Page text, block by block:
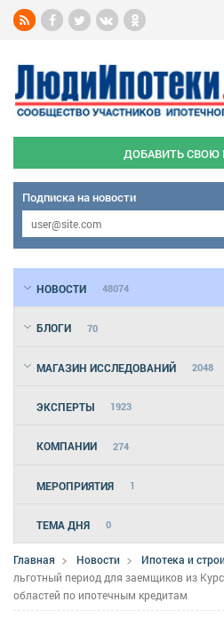
ДОБАВИТЬ СВОЮ
Подписка на новости
НОВОСТИ 48074
БЛОГИ 70
МАГАЗИН ИССЛЕДОВАНИЙ 2048
ЭКСПЕРТЫ 1923
КОМПАНИИ 274
МЕРОПРИЯТИЯ 1
ТЕМА ДНЯ 0
Главная Новости Ипотека и
льготный период для заемщиков из
областей по ипотечным кредитам